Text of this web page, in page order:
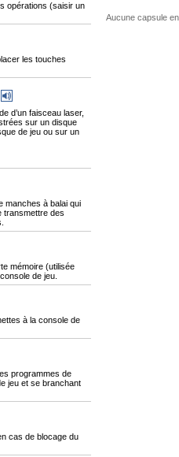
opérations (saisir un
les touches
d’un faisceau laser,
sur un disque
de jeu ou sur un
manches à balai qui
transmettre des
mémoire (utilisée
de jeu.
à la console de
programmes de
jeu et se branchant
cas de blocage du
Aucune capsule